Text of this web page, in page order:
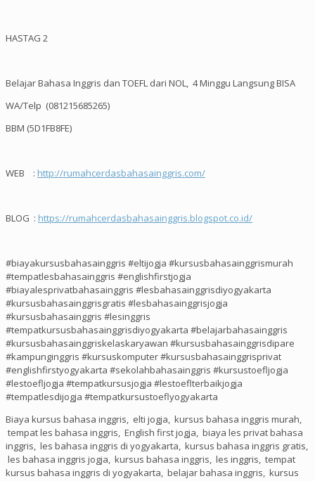
HASTAG 2
Belajar Bahasa Inggris dan TOEFL dari NOL, 4 Minggu Langsung BISA
WA/Telp (081215685265)
BBM (5D1FB8FE)
WEB : http://rumahcerdasbahasainggris.com/
BLOG : https://rumahcerdasbahasainggris.blogspot.co.id/
#biayakursusbahasainggris #eltijogja #kursusbahasainggrismurah
#tempatlesbahasainggris #englishfirstjogja
#biayalesprivatbahasainggris #lesbahasainggrisdiyogyakarta
#kursusbahasainggrisgratis #lesbahasainggrisjogja
#kursusbahasainggris #lesinggris
#tempatkursusbahasainggrisdiyogyakarta #belajarbahasainggris
#kursusbahasainggriskelaskaryawan #kursusbahasainggrisdipare
#kampunginggris #kursuskomputer #kursusbahasainggrisprivat
#englishfirstyogyakarta #sekolahbahasainggris #kursustoefljogja
#lestoefljogja #tempatkursusjogja #lestoeflterbaikjogja
#tempatlesdijogja #tempatkursustoeflyogyakarta
Biaya kursus bahasa inggris, elti jogja, kursus bahasa inggris murah,
tempat les bahasa inggris, English first jogja, biaya les privat bahasa
inggris, les bahasa inggris di yogyakarta, kursus bahasa inggris gratis,
les bahasa inggris jogja, kursus bahasa inggris, les inggris, tempat
kursus bahasa inggris di yogyakarta, belajar bahasa inggris, kursus